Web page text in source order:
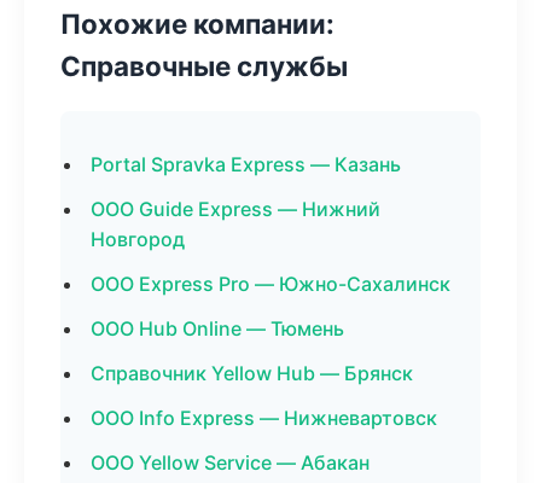
Похожие компании:
Справочные службы
Portal Spravka Express — Казань
ООО Guide Express — Нижний
Новгород
ООО Express Pro — Южно-Сахалинск
ООО Hub Online — Тюмень
Справочник Yellow Hub — Брянск
ООО Info Express — Нижневартовск
ООО Yellow Service — Абакан